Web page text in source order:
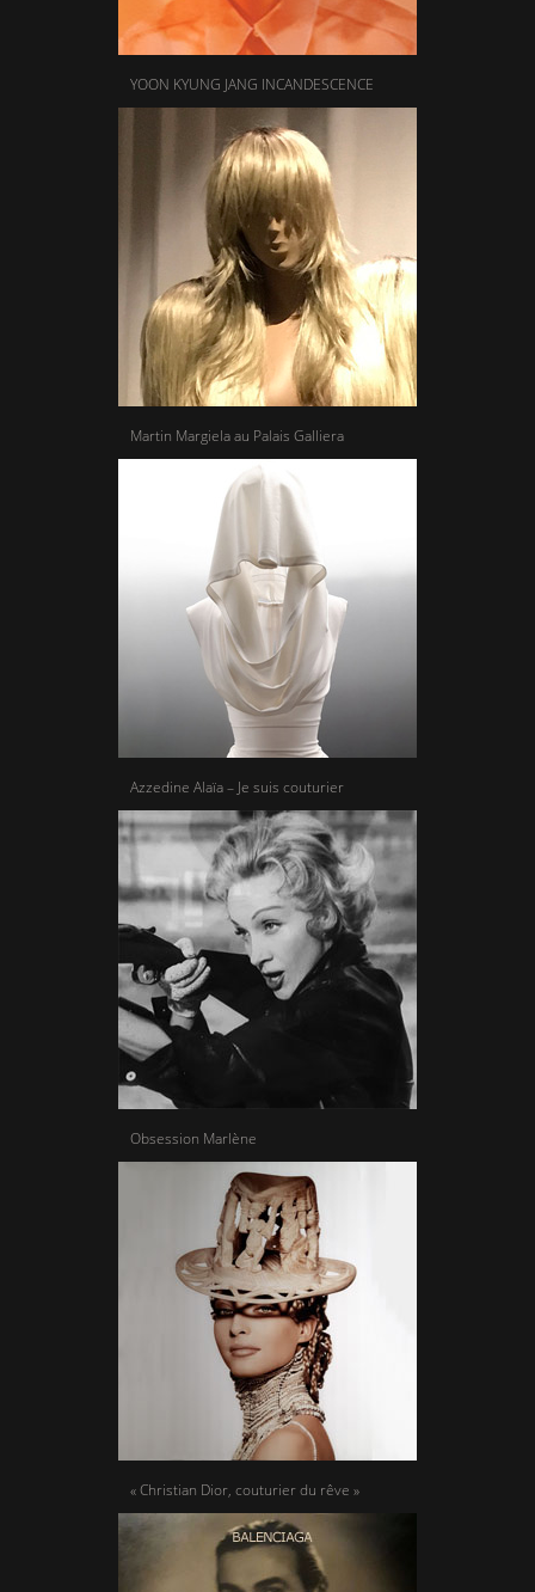
YOON KYUNG JANG INCANDESCENCE
Martin Margiela au Palais Galliera
Azzedine Alaïa – Je suis couturier
Obsession Marlène
« Christian Dior, couturier du rêve »